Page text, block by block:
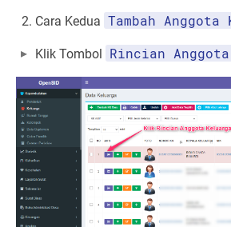
Cara Kedua Tambah Anggota
Klik Tombol Rincian